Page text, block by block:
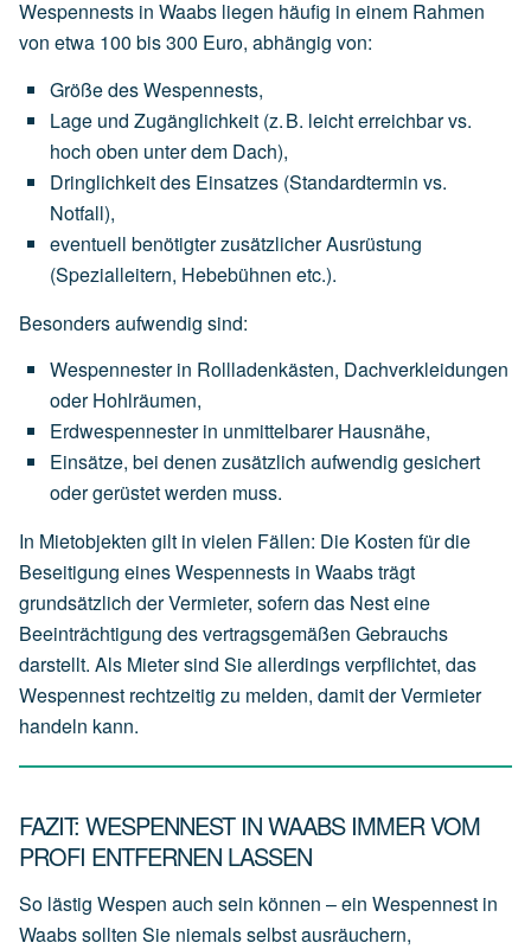
Wespennests in Waabs liegen häufig in einem Rahmen
von etwa 100 bis 300 Euro, abhängig von:
Größe des Wespennests,
Lage und Zugänglichkeit (z.B. leichterreichbarvs.
hoch oben unterdem Dach),
Dringlichkeit des Einsatzes (Standardtermin vs.
Notfall),
eventuell benötigterzusätzlicher Ausrüstung
(Spezialleitern, Hebebühnen etc.).
Besonders aufwendig sind:
Wespennester in Rollladenkästen, Dachverkleidungen
oder Hohlräumen,
Erdwespennester in unmittelbarer Hausnähe,
Einsätze, bei denen zusätzlich aufwendig gesichert
odergerüstetwerden muss.
In Mietobjekten gilt in vielen Fällen: Die Kosten für die
Beseitigung eines Wespennests in Waabs trägt
grundsätzlich derVermieter, sofern das Nest eine
Beeinträchtigung des vertragsgemäßen Gebrauchs
darstellt. Als Mieter sind Sie allerdings verpflichtet, das
Wespennest rechtzeitig zu melden, damit der Vermieter
handeln kann.
FAZIT: WESPENNEST IN WAABS IMMER VOM
PROFI ENTFERNEN LASSEN
So lästig Wespen auch sein können – ein Wespennest in
Waabs sollten Sie niemals selbst ausräuchern,